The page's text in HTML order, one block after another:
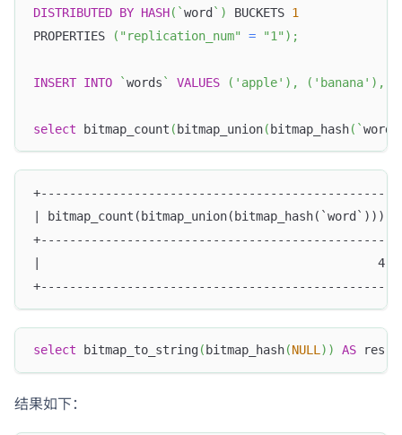
DISTRIBUTED BY HASH( `word ` ) BUCKETS 1
PROPERTIES
( "replication_num" = "1" ) ;
INSERT INTO `words ` VALUES ( 'apple' ) , ( 'banana' ) ,
select bitmap_count ( bitmap_union( bitmap_hash( `word
+-------------------------------------------------+
| bitmap_count(bitmap_union(bitmap_hash(`word`))) |
+-------------------------------------------------+
|                                               4 |
+-------------------------------------------------+
select bitmap_to_string( bitmap_hash(NULL ) ) AS res
结果如下：